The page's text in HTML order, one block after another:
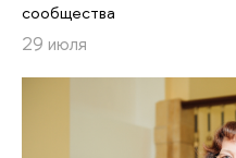
сообщества
29 июля